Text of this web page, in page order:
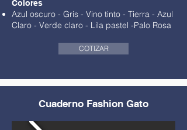
Colores
Azul oscuro - Gris - Vino tinto - Tierra - Azul
Claro - Verde claro - Lila pastel -Palo Rosa
COTIZAR
Cuaderno Fashion Gato